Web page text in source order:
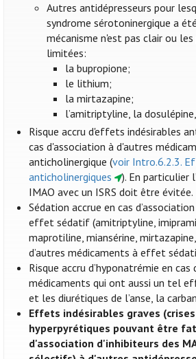
Autres antidépresseurs pour
syndrome sérotoninergique a
mécanisme n'est pas clair ou
limitées:
la bupropione;
le lithium;
la mirtazapine;
l’amitriptyline, la
Risque accru d'effets indésirables
cas d'association à d'autres
anticholinergique (voir Intro.6.2.3.
anticholinergiques
). En particulier
IMAO avec un ISRS doit être évitée.
Sédation accrue en cas
effet sédatif (amitriptyline,
maprotiline, miansérine,
d’autres médicaments à effet
Risque accru d’hyponatrémie en cas
médicaments qui ont aussi un tel
et les diurétiques de l’anse, la
Effets indésirables graves
hyperpyrétiques pouvant être
d'association d'inhibiteurs des